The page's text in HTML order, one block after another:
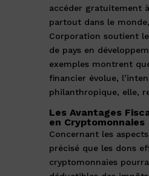
accéder gratuitement
partout dans le
Corporation soutient
de pays en
exemples montrent
financier évolue,
philanthropique, elle,
Les Avantages
en Cryptomonnaies
Concernant les
précisé que les dons
cryptomonnaies